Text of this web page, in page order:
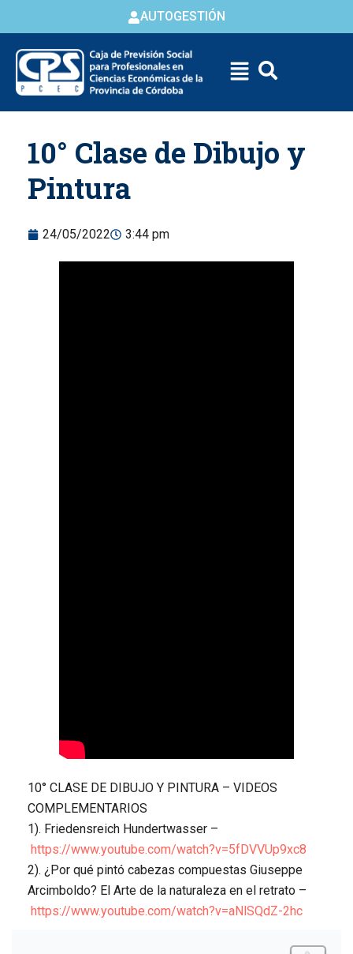
AUTOGESTIÓN
content
10° Clase de Dibujo y
Pintura
24/05/2022 3:44 pm
10° CLASE DE DIBUJO Y PINTURA – VIDEOS
COMPLEMENTARIOS
1). Friedensreich Hundertwasser –
https://www.youtube.com/watch?v=5fDVVUp9xc8
2). ¿Por qué pintó cabezas compuestas Giuseppe
Arcimboldo? El Arte de la naturaleza en el retrato –
https://www.youtube.com/watch?v=aNlSQdZ-2hc